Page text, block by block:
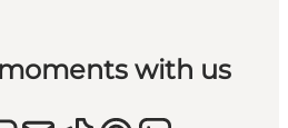
with us